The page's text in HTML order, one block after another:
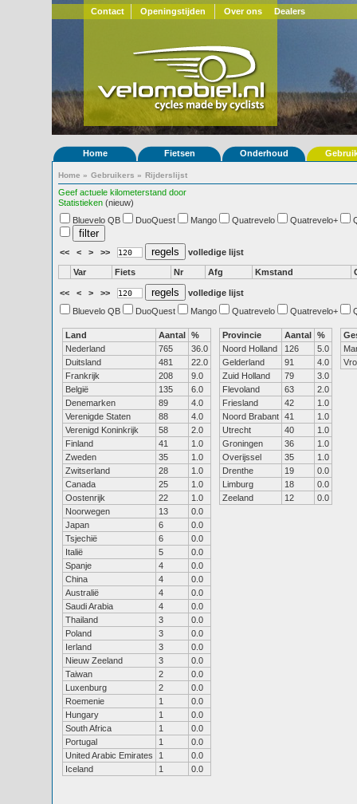
Contact Openingstijden Over ons Dealers
Home Fietsen Onderhoud
Home » Gebruikers » Rijderslijst
Geef actuele kilometerstand door
Statistieken (nieuw)
Bluevelo QB
DuoQuest Mango Quatrevelo Quatrevelo+
<< < > >> volledige lijst
Var Fiets Nr Afg Kmstand
<< < > >>
volledige lijst
Bluevelo QB
DuoQuest Mango Quatrevelo Quatrevelo+
Land Aantal %
Nederland
765
36.0
Duitsland
481
22.0
Frankrijk
208
9.0
België
135
6.0
Denemarken
89
4.0
Verenigde Staten
88
4.0
Verenigd Koninkrijk
58
2.0
Finland
41
1.0
Zweden
35
1.0
Zwitserland
28
1.0
Canada
25
1.0
Oostenrijk
22
1.0
Noorwegen
13
0.0
Japan
6
0.0
Tsjechië
6
0.0
Italië
5
0.0
Spanje
4
0.0
China
4
0.0
Australië
4
0.0
Saudi Arabia
4
0.0
Thailand
3
0.0
Poland
3
0.0
Ierland
3
0.0
Nieuw Zeeland
3
0.0
Taiwan
2
0.0
Luxenburg
2
0.0
Roemenie
1
0.0
Hungary
1
0.0
South Africa
1
0.0
Portugal
1
0.0
United Arabic Emirates
1
0.0
Iceland
1 0.0
Provincie Aantal %
Noord Holland
126
5.0
Gelderland
91
4.0
Zuid Holland
79
3.0
Flevoland
63
2.0
Friesland
42
1.0
Noord Brabant 41
1.0
Utrecht
40
1.0
Groningen
36
1.0
Overijssel
35
1.0
Drenthe
19
0.0
Limburg
18
0.0
Zeeland
12 0.0